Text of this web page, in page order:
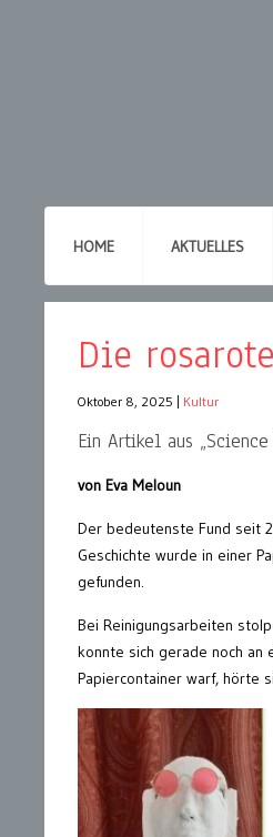
HOME AKTUELLES
Die
Oktober 8, 2025 Kultur
Ein Artikel aus
von Eva Meloun
Der bedeutenste Fund seit
Geschichte wurde in einer
gefunden.
Bei Reinigungsarbeiten
konnte sich gerade noch an
Papiercontainer warf, hörte